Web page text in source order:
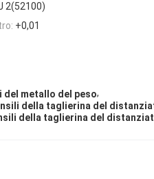
2(52100)
+0,01
metallo del peso,
della taglierina del
della taglierina del